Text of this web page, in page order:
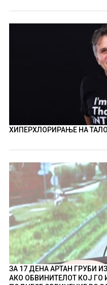
ХИПЕРХЛОРИРАЊЕ НА
ЗА 17 ДЕНА АРТАН ГРУБИ
АКО ОБВИНИТЕЛОТ КОЈ